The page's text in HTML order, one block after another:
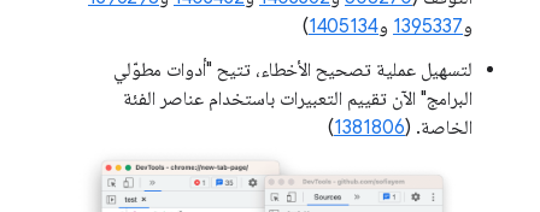
و1395337 و1405134
)
لتسهيل عملية تصحيح الأخطاء، تتيح "أدوات مطوّلي
البرامج" الآن تقييم التعبيرات باستخدام عناصر الفئة
الخاصة. (1381806
)